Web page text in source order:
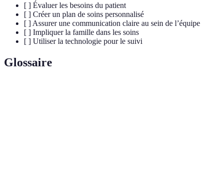
[ ] Évaluer les besoins du patient
[ ] Créer un plan de soins personnalisé
[ ] Assurer une communication claire au sein de l’équipe
[ ] Impliquer la famille dans les soins
[ ] Utiliser la technologie pour le suivi
Glossaire